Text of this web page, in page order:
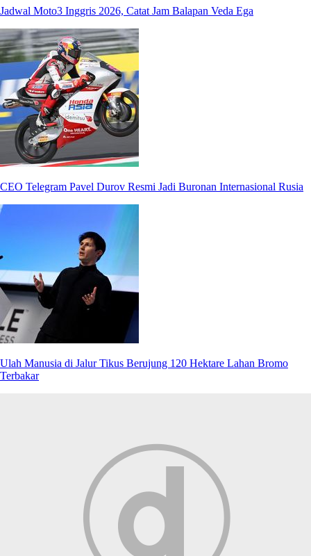
Jadwal Moto3 Inggris 2026, Catat Jam Balapan Veda Ega
CEO Telegram Pavel Durov Resmi Jadi Buronan Internasional Rusia
Ulah Manusia di Jalur Tikus Berujung 120 Hektare Lahan Bromo
Terbakar